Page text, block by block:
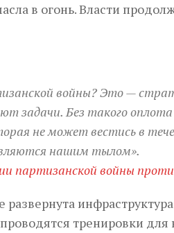
в огонь. Власти
войны? Это —
задачи. Без такого оплота
не может вестись в
нашим тылом».
партизанской войны
тренировки